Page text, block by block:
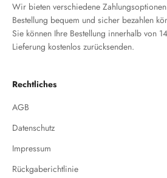
Wir bieten verschiedene
Bestellung bequem und sicher bezahlen
Sie können Ihre Bestellung innerhalb von
Lieferung kostenlos zurücksenden.
Rechtliches
AGB
Datenschutz
Impressum
Rückgaberichtlinie